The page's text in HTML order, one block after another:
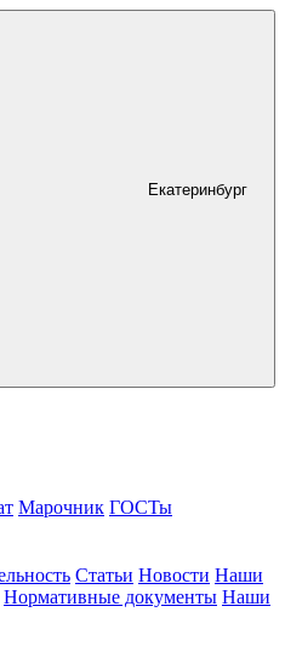
Екатеринбург
Марочник ГОСТы
Статьи Новости Наши
Нормативные документы Наши